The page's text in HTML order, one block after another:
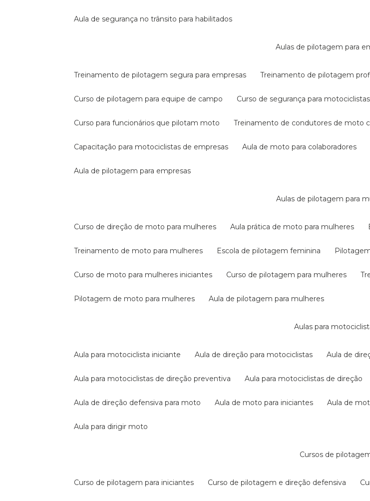
aula de segurança no trânsito para habilitados
aulas de pilotagem para
treinamento de pilotagem segura para empresas treinamento de pilotagem
curso de pilotagem para equipe de campo curso de segurança para
curso para funcionários que pilotam moto treinamento de condutores de moto
capacitação para motociclistas de empresas aula de moto para colaboradores
aula de pilotagem para empresas
aulas de pilotagem para
curso de direção de moto para mulheres aula prática de moto para mulheres
treinamento de moto para mulheres escola de pilotagem feminina
curso de moto para mulheres iniciantes curso de pilotagem para mulheres
pilotagem de moto para mulheres aula de pilotagem para mulheres
aulas para
aula para motociclista iniciante aula de direção para motociclistas aula de
aula para motociclistas de direção preventiva aula para motociclistas de direção
aula de direção defensiva para moto aula de moto para iniciantes aula de
aula para dirigir moto
cursos de
curso de pilotagem para iniciantes curso de pilotagem e direção defensiva